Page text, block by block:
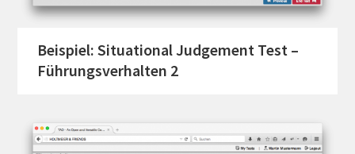
Beispiel: Situational Judgement Test –
Führungsverhalten 2